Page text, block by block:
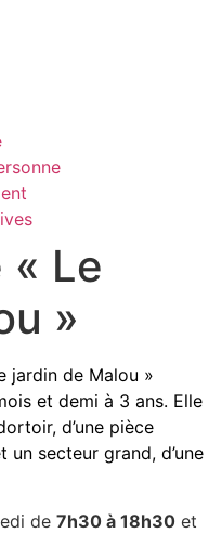
Le
»
jardin de Malou »
et demi à 3 ans. Elle
d’une pièce
secteur grand, d’une
de 7h30 à 18h30 et